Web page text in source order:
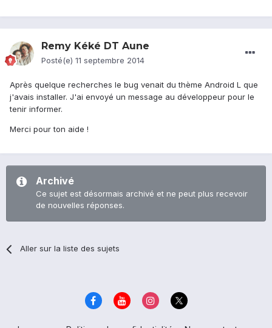
Remy Kéké DT Aune
Posté(e) 11 septembre 2014
Après quelque recherches le bug venait du thème Android L que
j'avais installer. J'ai envoyé un message au développeur pour le
tenir informer.
Merci pour ton aide !
Archivé
Ce sujet est désormais archivé et ne peut plus recevoir
de nouvelles réponses.
Aller sur la liste des sujets